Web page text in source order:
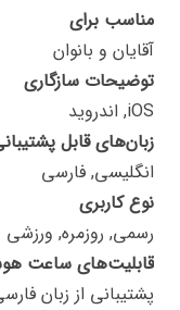
مناسب برای
آقایان و بانوان
توضیحات سازگاری
iOS, اندروید
زبان‌های قابل
انگلیسی, فارسی
نوع کاربری
رسمی, روزمره, ورزشی
قابلیت‌های ساعت
پشتیبانی از زبان